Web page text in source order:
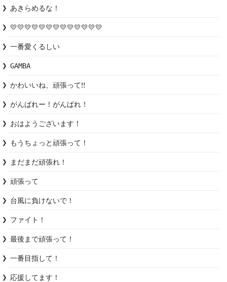
あきらめるな！
💛💛💛💛💛💛💛💛💛💛💛💛💛
一番愛くるしい
GAMBA
かわいいね、頑張って‼️
がんばれー！がんばれ！
おはようございます！
もうちょっと頑張って！
まだまだ頑張れ！
頑張って
台風に負けないで！
ファイト！
最後まで頑張って！
一番目指して！
応援してます！